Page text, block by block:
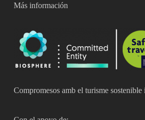
Más información
Compromesos amb el turisme sostenible